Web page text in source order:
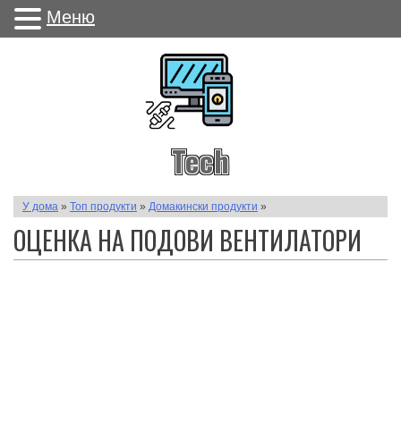
Tech
У дома » Топ продукти » Домакински продукти »
ОЦЕНКА НА ПОДОВИ ВЕНТИЛАТОРИ
Меню